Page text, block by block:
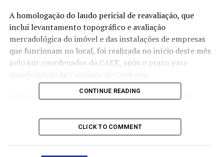
A homologação do laudo pericial de reavaliação, que
inclui levantamento topográfico e avaliação
mercadológica do imóvel e das instalações de empresas
que funcionam no local, foi realizada no início deste mês
pelo juiz coordenador da CAEX, após o prazo para
Avaliado em cerca de R$ 78 milhões, o complexo da
execução trabalhista que envolve 860 processos e uma
dívida inicial superior a R$ 50 milhões. Após o
procedimento de unir todas as execuções na CAEX, 384
CONTINUE READING
CLICK TO COMMENT